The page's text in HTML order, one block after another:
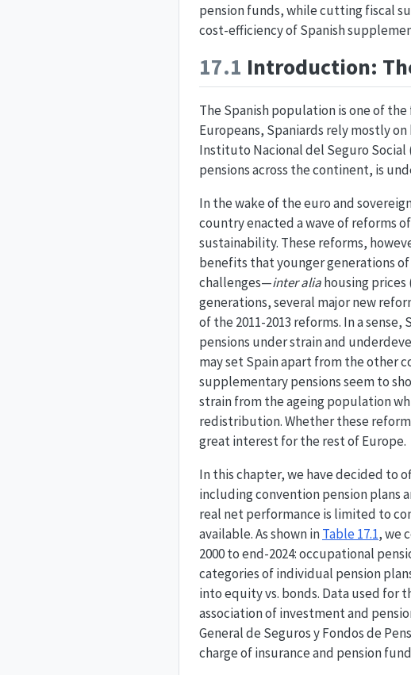
pension funds, while cutting fiscal
cost-efficiency of Spanish
17.1 Introduction:
The Spanish population is one of
Europeans, Spaniards rely mostly
Instituto Nacional del Seguro
pensions across the continent, is
In the wake of the euro and
country enacted a wave of reforms
sustainability. These reforms,
benefits that younger generations
challenges—inter aliahousing prices
generations, several major new
of the 2011-2013 reforms. In a
pensions under strain and
may set Spain apart from the other
supplementary pensions seem to
strain from the ageing population
redistribution. Whether these
great interest for the rest of Europe.
In this chapter, we have decided to
including convention pension plans
real net performance is limited to
available. As shown inTable17.1, we
2000 to end-2024: occupational
categories of individual pension
into equity vs. bonds. Data used for
association of investment and
General de Seguros y Fondos de
charge of insurance and pension